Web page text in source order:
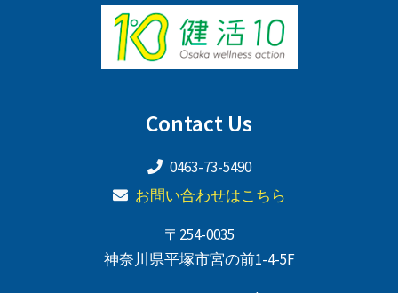
Contact Us
0463-73-5490
お問い合わせはこちら
〒254-0035
神奈川県平塚市宮の前1-4-5F